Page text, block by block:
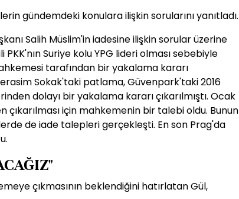
gündemdeki konulara ilişkin sorularını yanıtladı.
Salih Müslim'in iadesine ilişkin sorular üzerine
PKK'nın Suriye kolu YPG lideri olması sebebiyle
tarafından bir yakalama kararı
Sokak'taki patlama, Güvenpark'taki 2016
dolayı bir yakalama kararı çıkarılmıştı. Ocak
çıkarılması için mahkemenin bir talebi oldu. Bunun
de iade talepleri gerçekleşti. En son Prag'da
çıkmasının beklendiğini hatırlatan Gül,